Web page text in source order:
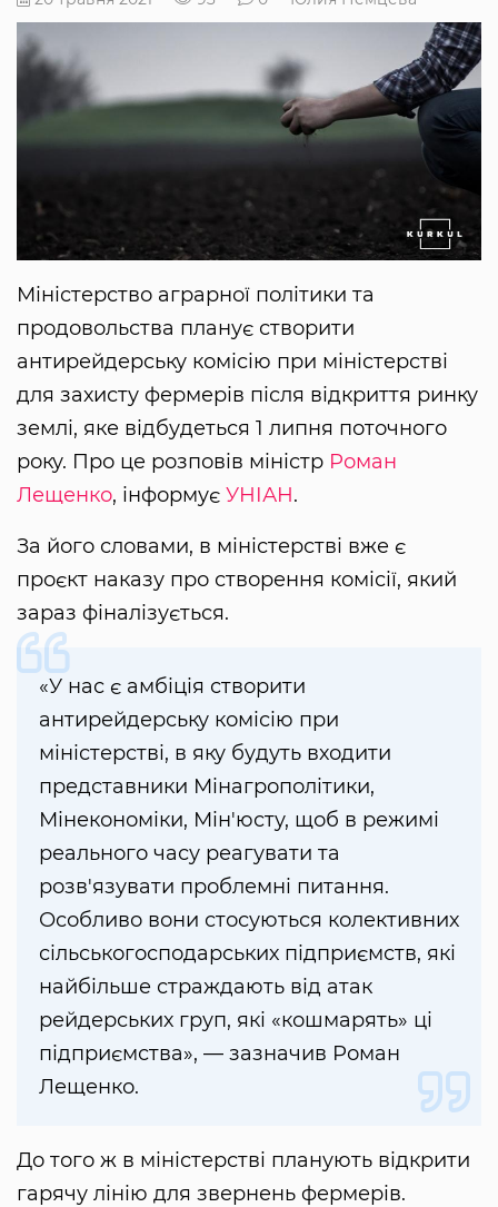
Міністерство аграрної політики та
продовольства планує створити
антирейдерську комісію при міністерстві
для захисту фермерів після відкриття ринку
землі, яке відбудеться 1 липня поточного
року. Про це розповів міністр Роман
Лещенко, інформує УНІАН.
За його словами, в міністерстві вже є
проєкт наказу про створення комісії, який
зараз фіналізується.
«У нас є амбіція створити
антирейдерську комісію при
міністерстві, в яку будуть входити
представники Мінагрополітики,
Мінекономіки, Мін'юсту, щоб в режимі
реального часу реагувати та
розв'язувати проблемні питання.
Особливо вони стосуються колективних
сільськогосподарських підприємств, які
найбільше страждають від атак
рейдерських груп, які «кошмарять» ці
підприємства», — зазначив Роман
Лещенко.
До того ж в міністерстві планують відкрити
гарячу лінію для звернень фермерів.